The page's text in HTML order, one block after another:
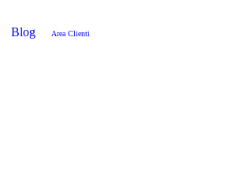
Blog Area Clienti